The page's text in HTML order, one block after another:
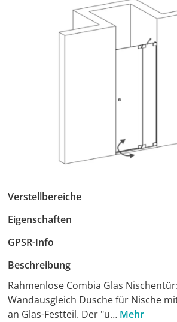
Verstellbereiche
Eigenschaften
GPSR-Info
Beschreibung
Rahmenlose Combia Glas
Wandausgleich Dusche für Nische
an Glas-Festteil. Der "u… Mehr